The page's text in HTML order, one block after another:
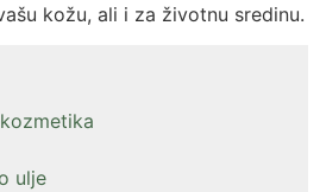
ulje
kožu, ali i za životnu sredinu.